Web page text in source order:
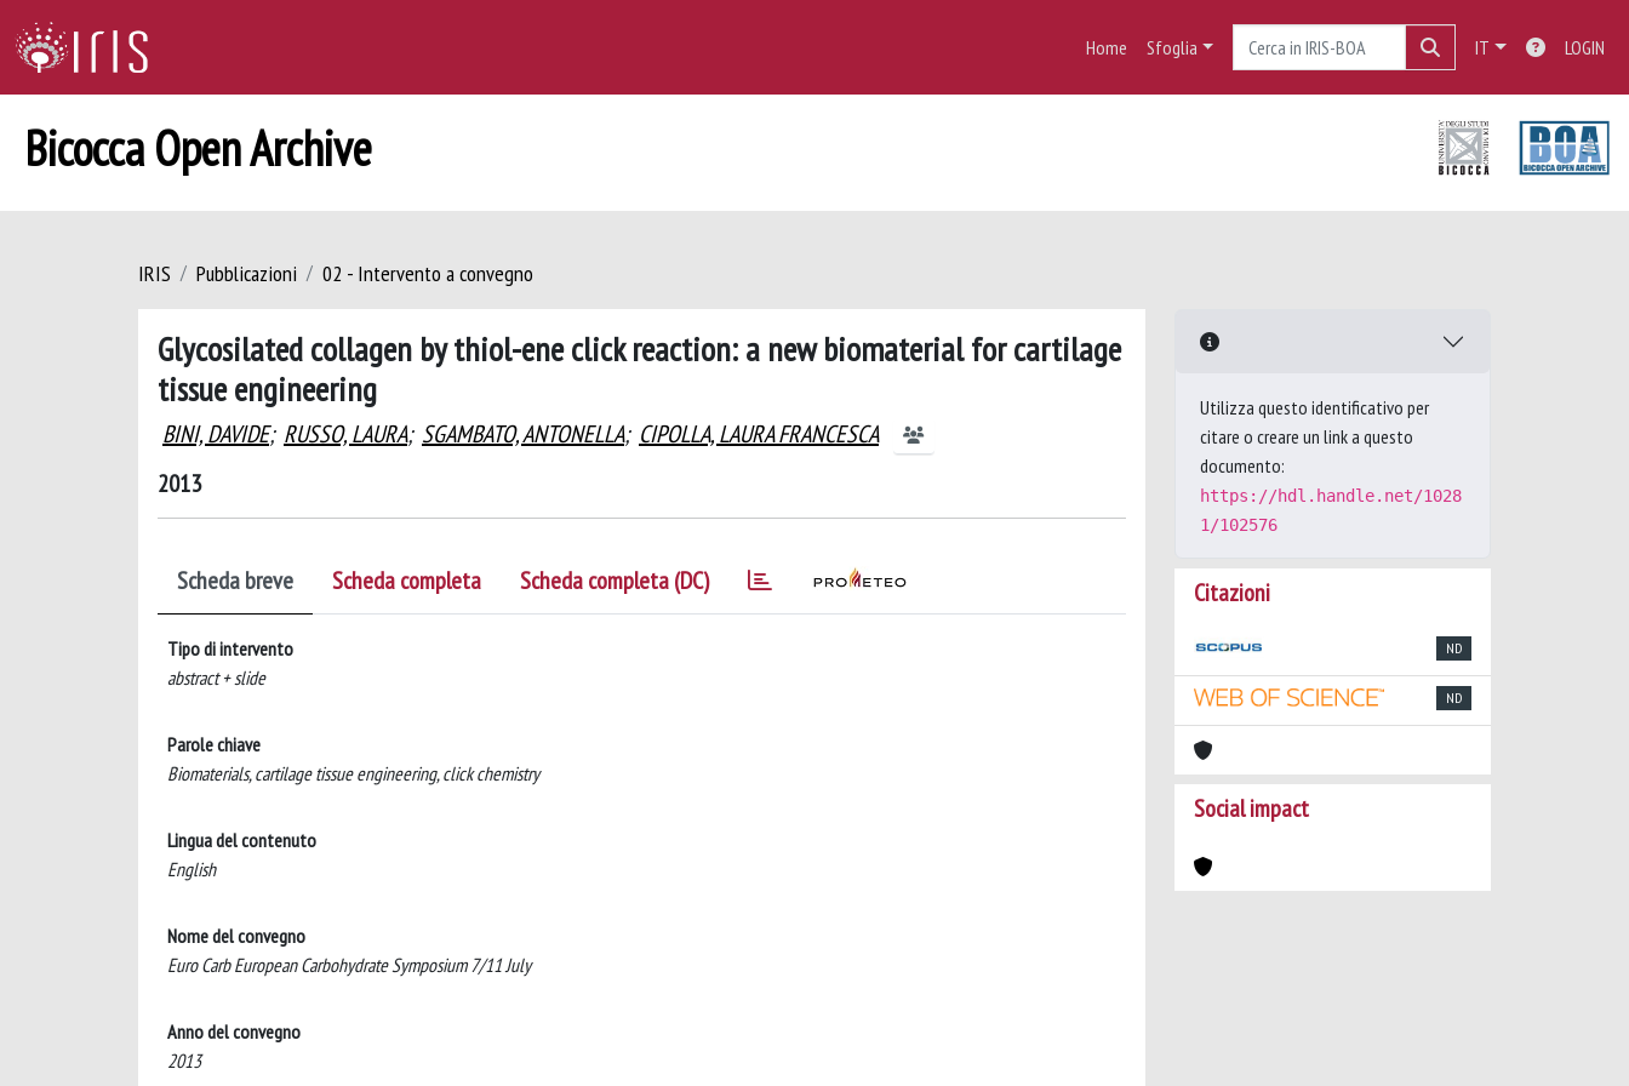
Home Sfoglia IT LOGIN
Bicocca Open Archive
IRIS Pubblicazioni 02 - Intervento a convegno
Glycosilated collagen by thiol-ene click reaction: a new biomaterial for cartilage
tissue engineering
BINI, DAVIDE; RUSSO, LAURA; SGAMBATO, ANTONELLA; CIPOLLA, LAURA FRANCESCA
2013
Scheda breve Scheda completa Scheda completa (DC)
Tipo di intervento
abstract + slide
Parole chiave
Biomaterials, cartilage tissue engineering, click chemistry
Lingua del contenuto
English
Nome del convegno
Euro Carb European Carbohydrate Symposium 7/11 July
Anno del convegno
2013
Utilizza questo identificativo per
citare o creare un link a questo
documento:
https://hdl.handle.net/1028
1/102576
Citazioni
ND
ND
Social impact